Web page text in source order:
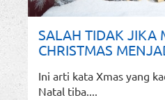
SALAH TIDAK JIKA
CHRISTMAS
Ini arti kata Xmas yang
Natal tiba....